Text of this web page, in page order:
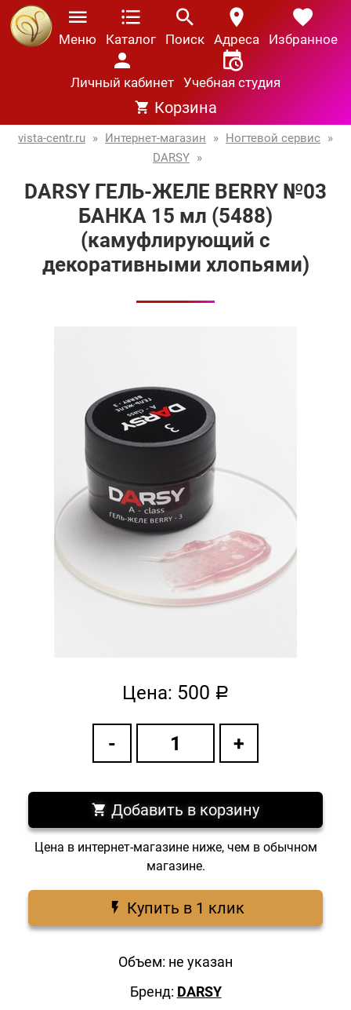
Меню Каталог Поиск Адреса Избранное
Личный кабинет Учебная студия
Корзина
vista-centr.ru » Интернет-магазин » Ногтевой сервис »
DARSY »
DARSY ГЕЛЬ-ЖЕЛЕ BERRY №03
БАНКА 15 мл (5488)
(камуфлирующий с
декоративными хлопьями)
Цена: 500 a
Добавить в корзину
Цена в интернет-магазине ниже, чем в обычном
магазине.
Купить в 1 клик
Объем: не указан
Бренд: DARSY